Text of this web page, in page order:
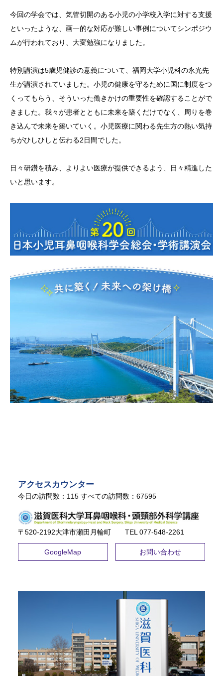
今回の学会では、気管切開のある小児の小学校入学に対する支援
といったような、画一的な対応が難しい事例についてシンポジウ
ムが行われており、大変勉強になりました。
特別講演は5歳児健診の意義について、福岡大学小児科の永光先
生が講演されていました。小児の健康を守るために国に制度をつ
くってもらう、そういった働きかけの重要性を確認することがで
きました。我々が患者とともに未来を築くだけでなく、周りを巻
き込んで未来を築いていく。小児医療に関わる先生方の熱い気持
ちがひしひしと伝わる2日間でした。
日々研鑽を積み、よりよい医療が提供できるよう、日々精進した
いと思います。
アクセスカウンター
今日の訪問数： 115すべての訪問数： 67595
〒520-2192大津市瀬田月輪町 TEL ​077-548-2261
GoogleMap お問い合わせ